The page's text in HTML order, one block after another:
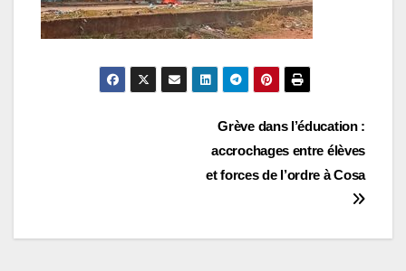
Grève dans l’éducation :
accrochages entre élèves
et forces de l’ordre à Cosa